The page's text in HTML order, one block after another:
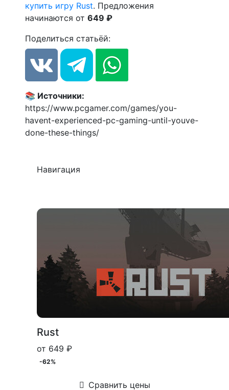
купить игру Rust. Предложения
начинаются от 649 ₽
Поделиться статьёй:
📚 Источники:
https://www.pcgamer.com/games/you-
havent-experienced-pc-gaming-until-youve-
done-these-things/
Навигация
Rust
от 649 ₽
-62%
Сравнить цены